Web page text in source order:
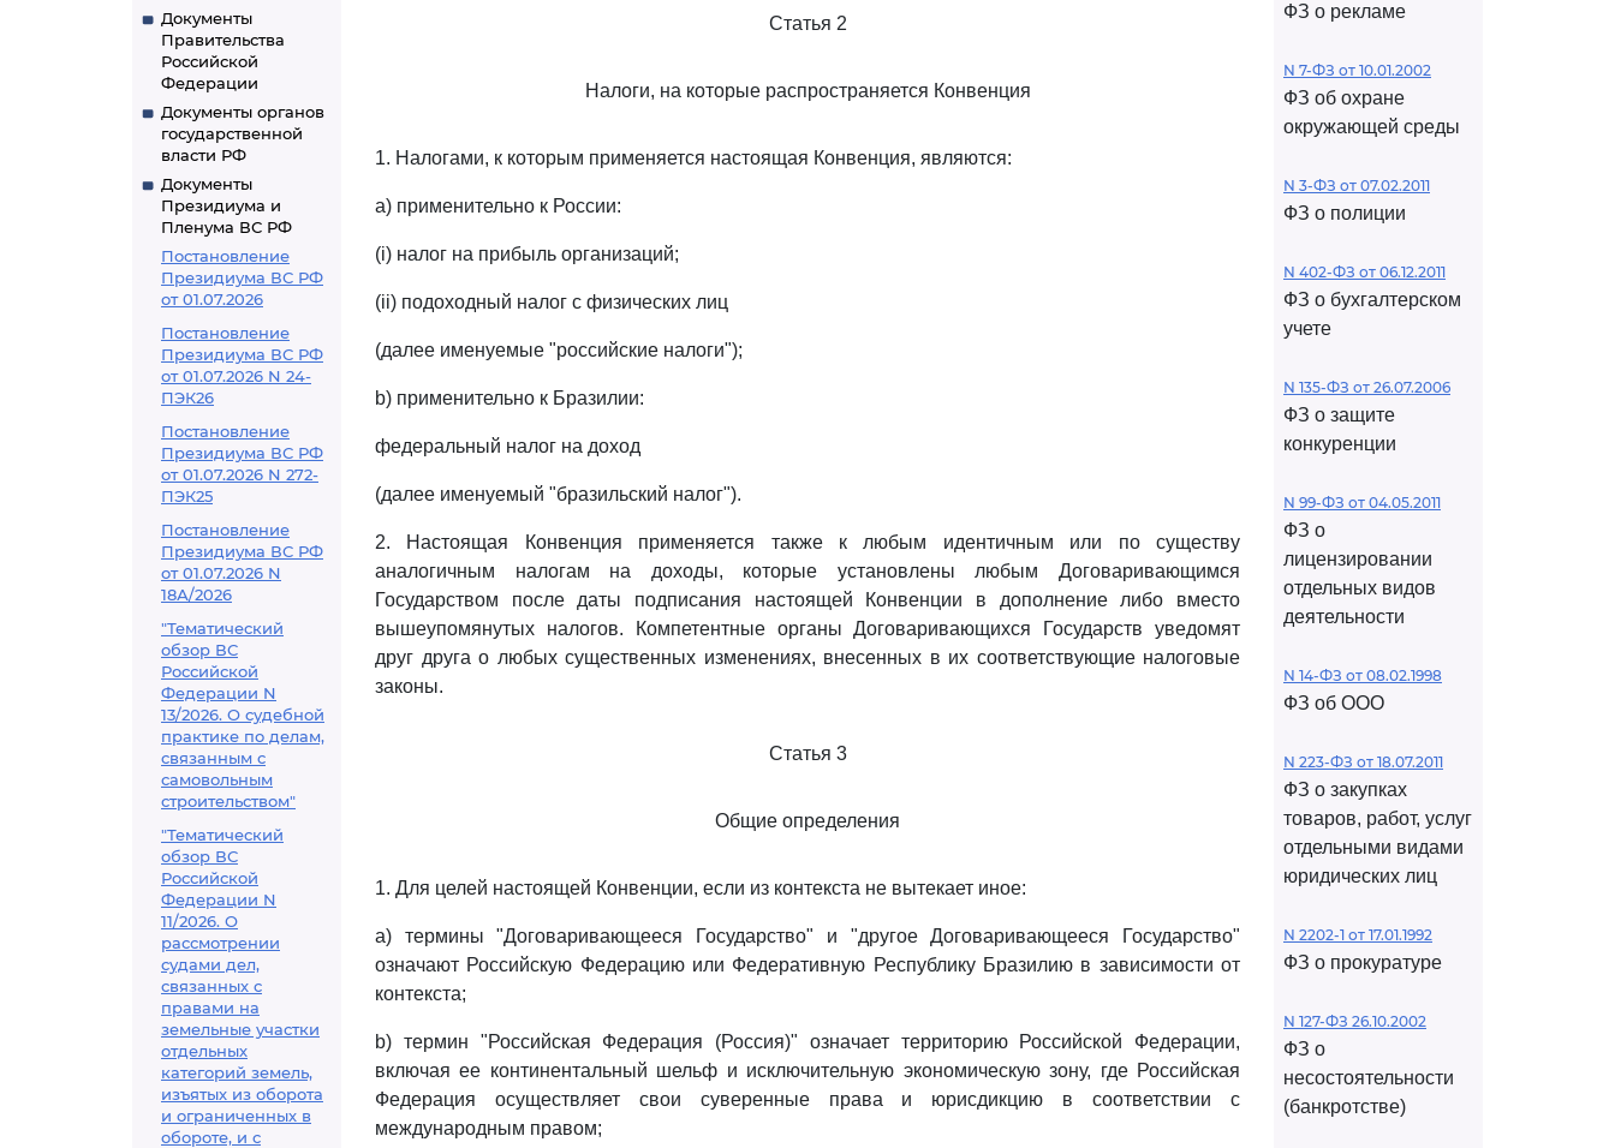
Документы
Правительства
Российской
Федерации
Документы органов
государственной
власти РФ
Документы
Президиума и
Пленума ВС РФ
Постановление
Президиума ВС РФ
от 01.07.2026
Постановление
Президиума ВС РФ
от 01.07.2026 N 24-
ПЭК26
Постановление
Президиума ВС РФ
от 01.07.2026 N 272-
ПЭК25
Постановление
Президиума ВС РФ
от 01.07.2026 N
18А/2026
"Тематический
обзор ВС
Российской
Федерации N
13/2026. О судебной
практике по делам,
связанным с
самовольным
строительством"
"Тематический
обзор ВС
Российской
Федерации N
11/2026. О
рассмотрении
судами дел,
связанных с
правами на
земельные участки
отдельных
категорий земель,
изъятых из оборота
и ограниченных в
обороте, и с
Статья 2
Налоги, на которые распространяется Конвенция
1. Налогами, к которым применяется настоящая Конвенция, являются:
a) применительно к России:
(i) налог на прибыль организаций;
(ii) подоходный налог с физических лиц
(далее именуемые "российские налоги");
b) применительно к Бразилии:
федеральный налог на доход
(далее именуемый "бразильский налог").
2. Настоящая Конвенция применяется также к любым идентичным или по существу
аналогичным налогам на доходы, которые установлены любым Договаривающимся
Государством после даты подписания настоящей Конвенции в дополнение либо вместо
вышеупомянутых налогов. Компетентные органы Договаривающихся Государств уведомят
друг друга о любых существенных изменениях, внесенных в их соответствующие налоговые
законы.
Статья 3
Общие определения
1. Для целей настоящей Конвенции, если из контекста не вытекает иное:
a) термины "Договаривающееся Государство" и "другое Договаривающееся Государство"
означают Российскую Федерацию или Федеративную Республику Бразилию в зависимости от
контекста;
b) термин "Российская Федерация (Россия)" означает территорию Российской Федерации,
включая ее континентальный шельф и исключительную экономическую зону, где Российская
Федерация осуществляет свои суверенные права и юрисдикцию в соответствии с
международным правом;
ФЗ о рекламе
N 7-ФЗ от 10.01.2002
ФЗ об охране
окружающей среды
N 3-ФЗ от 07.02.2011
ФЗ о полиции
N 402-ФЗ от 06.12.2011
ФЗ о бухгалтерском
учете
N 135-ФЗ от 26.07.2006
ФЗ о защите
конкуренции
N 99-ФЗ от 04.05.2011
ФЗ о
лицензировании
отдельных видов
деятельности
N 14-ФЗ от 08.02.1998
ФЗ об ООО
N 223-ФЗ от 18.07.2011
ФЗ о закупках
товаров, работ, услуг
отдельными видами
юридических лиц
N 2202-1 от 17.01.1992
ФЗ о прокуратуре
N 127-ФЗ 26.10.2002
ФЗ о
несостоятельности
(банкротстве)